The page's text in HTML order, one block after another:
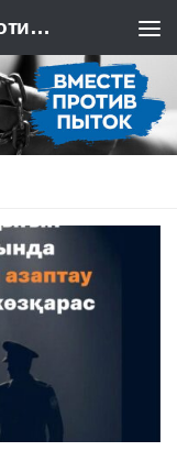
Коалиция НПО Казахстана против пыток